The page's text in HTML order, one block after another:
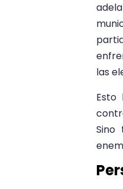
las
Esto
Sino